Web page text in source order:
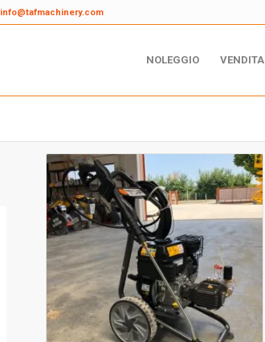
info@tafmachinery.com
NOLEGGIO VENDITA